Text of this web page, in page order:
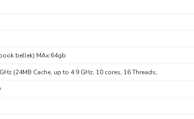
bellek) MAx:64gb
(24MB Cache, up to 4.9 GHz, 10 cores, 16 Threads;